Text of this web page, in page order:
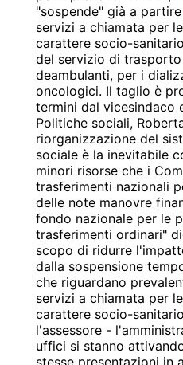
"sospende" già a
servizi a chiamata per
carattere socio-
del servizio di
deambulanti, per i
oncologici. Il taglio è
termini dal vicesindaco
Politiche sociali,
riorganizzazione del
sociale è la inevitabile
minori risorse che i
trasferimenti nazionali
delle note manovre
fondo nazionale per le
trasferimenti ordinari"
scopo di ridurre
dalla sospensione
che riguardano
servizi a chiamata per
carattere socio-
l'assessore -
uffici si stanno